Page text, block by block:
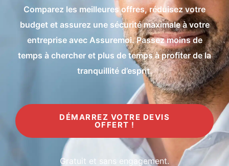
Comparez les meilleures offres, réduisez votre
budget et assurez une sécurité maximale à votre
entreprise avec Assuremoi. Passez moins de
temps à chercher et plus de temps à profiter de la
tranquillité d’esprit.
DÉMARREZ VOTRE DEVIS
OFFERT !
Gratuit et sans engagement.